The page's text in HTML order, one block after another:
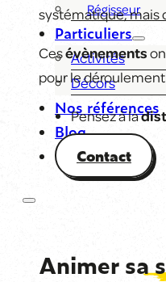
Régisseur
Particuliers
Activités
Décors
Nos références
Blog
Contact
systématique, mais
Cesévènements
pour le
Pensez à la
Animer sa